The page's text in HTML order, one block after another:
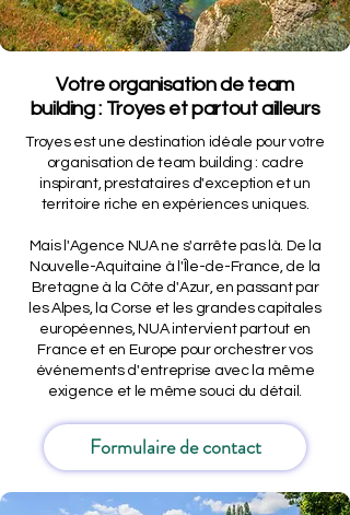
Votre organisation de team
building : Troyes et partout ailleurs
Troyes est une destination idéale pour votre
organisation de team building : cadre
inspirant, prestataires d'exception et un
territoire riche en expériences uniques.
Mais l'Agence NUA ne s'arrête pas là. De la
Nouvelle-Aquitaine à l'Île-de-France, de la
Bretagne à la Côte d'Azur, en passant par
les Alpes, la Corse et les grandes capitales
européennes, NUA intervient partout en
France et en Europe pour orchestrer vos
événements d'entreprise avec la même
exigence et le même souci du détail.
Formulaire de contact